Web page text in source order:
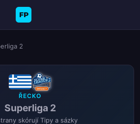
FP
2
ŘECKO
Superliga 2
skórují Tipy a sázky